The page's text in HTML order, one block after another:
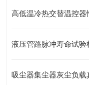
高低温冷热交替温控器
液压管路脉冲寿命试验
吸尘器集尘器灰尘负